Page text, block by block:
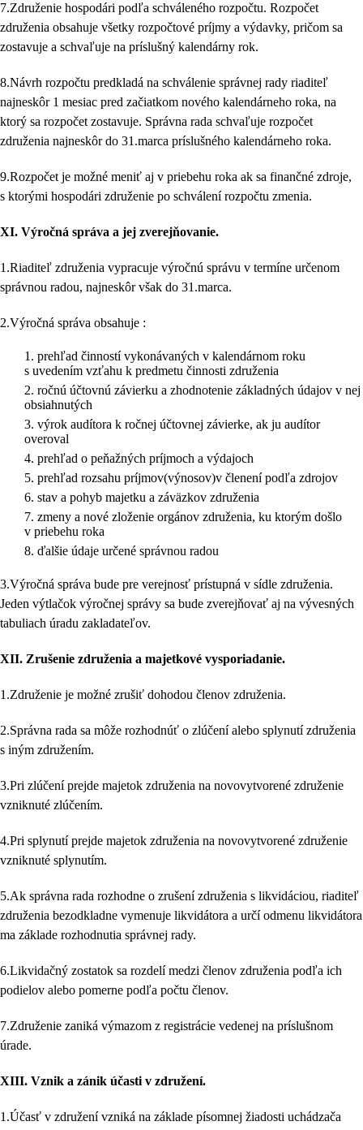
7.Združenie hospodári podľa schváleného rozpočtu. Rozpočet
združenia obsahuje všetky rozpočtové príjmy a výdavky, pričom sa
zostavuje a schvaľuje na príslušný kalendárny rok.
8.Návrh rozpočtu predkladá na schválenie správnej rady riaditeľ
najneskôr 1 mesiac pred začiatkom nového kalendárneho roka, na
ktorý sa rozpočet zostavuje. Správna rada schvaľuje rozpočet
združenia najneskôr do 31.marca príslušného kalendárneho roka.
9.Rozpočet je možné meniť aj v priebehu roka ak sa finančné zdroje,
s ktorými hospodári združenie po schválení rozpočtu zmenia.
XI. Výročná správa a jej zverejňovanie.
1.Riaditeľ združenia vypracuje výročnú správu v termíne určenom
správnou radou, najneskôr však do 31.marca.
2.Výročná správa obsahuje :
prehľad činností vykonávaných v kalendárnom roku
s uvedením vzťahu k predmetu činnosti združenia
ročnú účtovnú závierku a zhodnotenie základných údajov v nej
obsiahnutých
výrok audítora k ročnej účtovnej závierke, ak ju audítor
overoval
prehľad o peňažných príjmoch a výdajoch
prehľad rozsahu príjmov(výnosov)v členení podľa zdrojov
stav a pohyb majetku a záväzkov združenia
zmeny a nové zloženie orgánov združenia, ku ktorým došlo
v priebehu roka
ďalšie údaje určené správnou radou
3.Výročná správa bude pre verejnosť prístupná v sídle združenia.
Jeden výtlačok výročnej správy sa bude zverejňovať aj na vývesných
tabuliach úradu zakladateľov.
XII. Zrušenie združenia a majetkové vysporiadanie.
1.Združenie je možné zrušiť dohodou členov združenia.
2.Správna rada sa môže rozhodnúť o zlúčení alebo splynutí združenia
s iným združením.
3.Pri zlúčení prejde majetok združenia na novovytvorené združenie
vzniknuté zlúčením.
4.Pri splynutí prejde majetok združenia na novovytvorené združenie
vzniknuté splynutím.
5.Ak správna rada rozhodne o zrušení združenia s likvidáciou, riaditeľ
združenia bezodkladne vymenuje likvidátora a určí odmenu likvidátora
ma základe rozhodnutia správnej rady.
6.Likvidačný zostatok sa rozdelí medzi členov združenia podľa ich
podielov alebo pomerne podľa počtu členov.
7.Združenie zaniká výmazom z registrácie vedenej na príslušnom
úrade.
XIII. Vznik a zánik účasti v združení.
1.Účasť v združení vzniká na základe písomnej žiadosti uchádzača